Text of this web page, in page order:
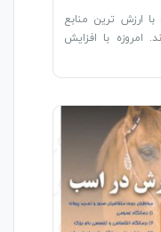
ارزش ترین منابع
با افزایش